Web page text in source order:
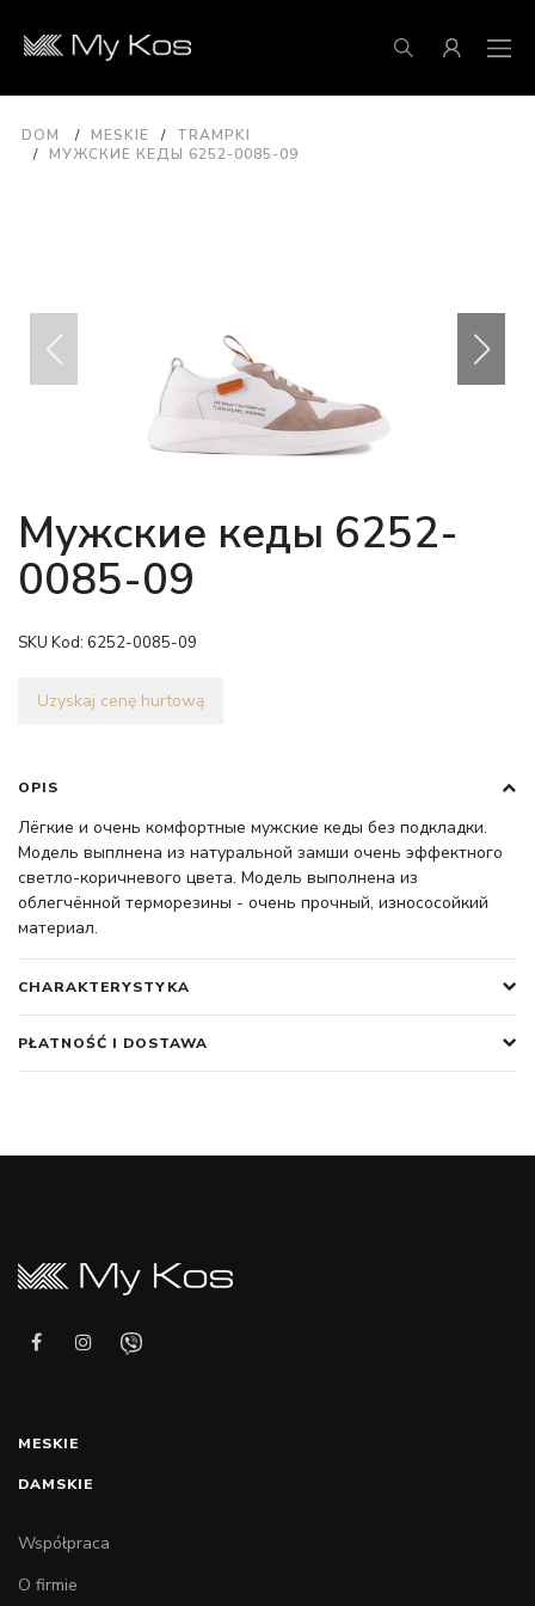
DOM MESKIE
TRAMPKI
МУЖСКИЕ КЕДЫ 6252-0085-09
Мужские кеды 6252-
0085-09
SKU Kod: 6252-0085-09
Uzyskaj cenę hurtową
OPIS
Лёгкие и очень комфортные мужские кеды без подкладки.
Модель выплнена из натуральной замши очень эффектного
светло-коричневого цвета. Модель выполнена из
облегчённой терморезины - очень прочный, износосойкий
материал.
CHARAKTERYSTYKA
PŁATNOŚĆ I DOSTAWA
MESKIE
DAMSKIE
Współpraca
O firmie